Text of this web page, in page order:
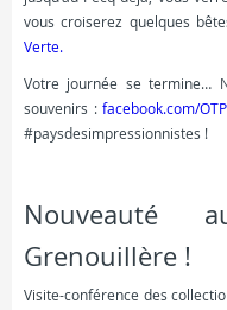
vous croiserez quelques
Verte.
Votre journée se termine…
souvenirs :facebook.com/
#paysdesimpressionnistes !
Grenouillère !
Visite-conférence des